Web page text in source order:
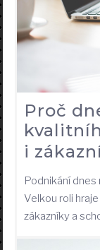
Proč
i
Podnikání
Velkou roli
zákazníky a